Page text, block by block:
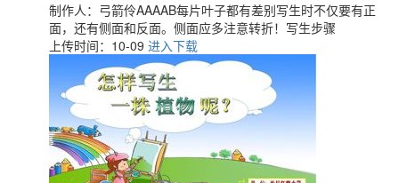
制作人：弓箭伶AAAAB每片叶子都有差别写生时不仅要有正
面，还有侧面和反面。侧面应多注意转折！写生步骤
上传时间：10-09 进入下载